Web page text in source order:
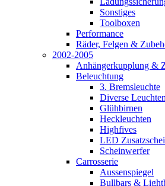
Sonstiges
Toolboxen
Performance
Räder, Felgen &
2002-2005
Anhängerkupplung &
Beleuchtung
3. Bremsleuchte
Diverse Leuchten
Glühbirnen
Heckleuchten
Highfives
LED
Scheinwerfer
Carrosserie
Aussenspiegel
Bullbars &